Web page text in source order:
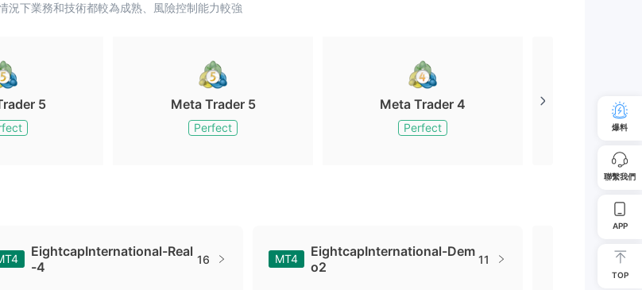
下業務和技術都較為成熟、風險控制能力較強
5 Meta Trader 5
Perfect
Meta Trader 4
Perfect
Meta
EightcapInternational-Real
-4
16 MT4
EightcapInternational-Dem
o2
11
爆料
聯繫我們
APP
TOP